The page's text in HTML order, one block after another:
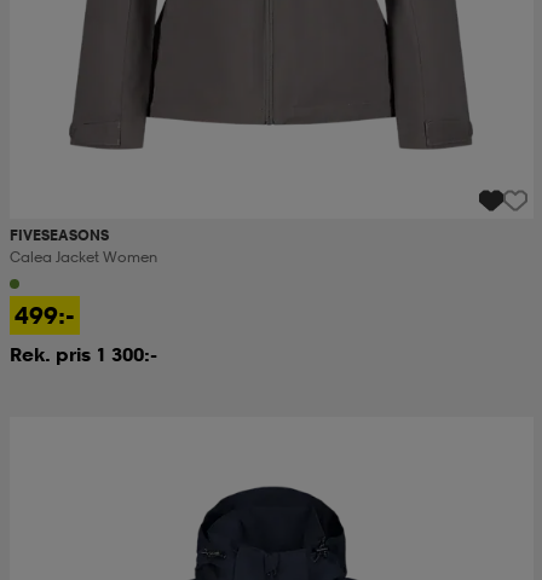
FIVESEASONS
Calea Jacket Women
499:-
Rek. pris 1 300:-